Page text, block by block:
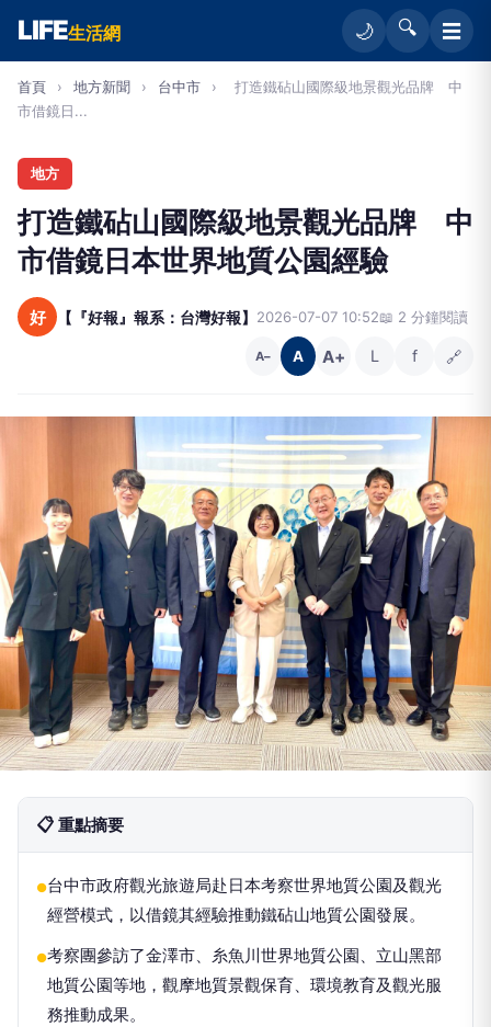
LIFE生活網 🌙 🔍 ☰
首頁 › 地方新聞 › 台中市 ›
打造鐵砧山國際級地景觀光品牌 中
市借鏡日...
地方
打造鐵砧山國際級地景觀光品牌 中
市借鏡日本世界地質公園經驗
好 【『好報』報系：台灣好報】 2026-07-07 10:52📖 2 分鐘閱讀
A− A A+ L f 🔗
📋 重點摘要
●台中市政府觀光旅遊局赴日本考察世界地質公園及觀光
經營模式，以借鏡其經驗推動鐵砧山地質公園發展。
●考察團參訪了金澤市、糸魚川世界地質公園、立山黑部
地質公園等地，觀摩地質景觀保育、環境教育及觀光服
務推動成果。